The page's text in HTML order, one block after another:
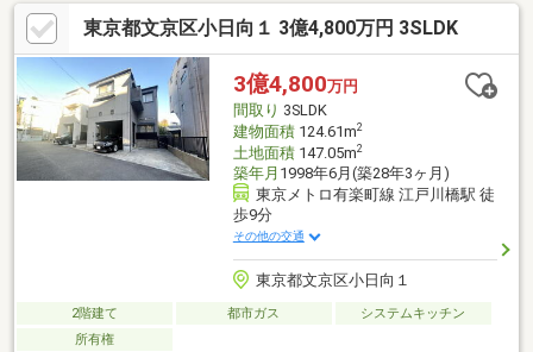
東京都文京区小日向１ 3億4,800万円 3SLDK
3億4,800万円
間取り 3SLDK
建物面積124.61m2
土地面積147.05m2
築年月 1998年6月(築28年3ヶ月)
東京メトロ有楽町線 江戸川橋駅 徒
歩9分
その他の交通
東京都文京区小日向１
2階建て 都市ガス
システムキッチン
所有権